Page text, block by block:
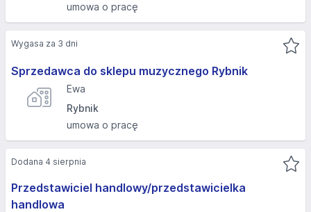
umowa o pracę
Sprzedawca do sklepu muzycznego Rybnik
Ewa
Rybnik
umowa o pracę
Wygasa za 3 dni
Przedstawiciel handlowy/przedstawicielka
handlowa
Dodana 4 sierpnia